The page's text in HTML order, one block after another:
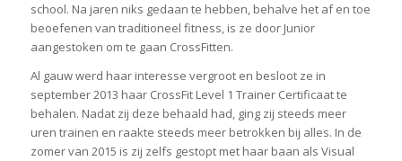
school. Na jaren niks gedaan te hebben, behalve het af en toe
beoefenen van traditioneel fitness, is ze door Junior
aangestoken om te gaan CrossFitten.
Al gauw werd haar interesse vergroot en besloot ze in
september 2013 haar CrossFit Level 1 Trainer Certificaat te
behalen. Nadat zij deze behaald had, ging zij steeds meer
uren trainen en raakte steeds meer betrokken bij alles. In de
zomer van 2015 is zij zelfs gestopt met haar baan als Visual